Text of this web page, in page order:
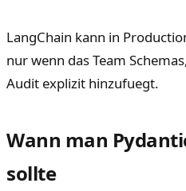
LangChain kann in
nur wenn das Team
Audit explizit hinzufuegt.
Wann man
sollte